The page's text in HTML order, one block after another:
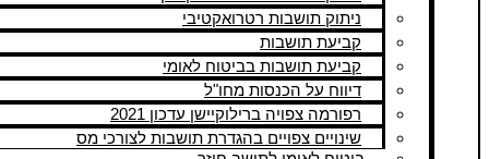
ניתוק תושבות רטרואקטיבי
קביעת תושבות
קביעת תושבות בביטוח לאומי
דיווח על הכנסות מחו"ל
רפורמה צפויה ברילוקיישן עדכון 2021
שינויים צפויים בהגדרת תושבות לצורכי מס